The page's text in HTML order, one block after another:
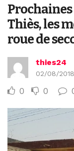
Thiès, les
roue de
thies24
02/08/
0 0